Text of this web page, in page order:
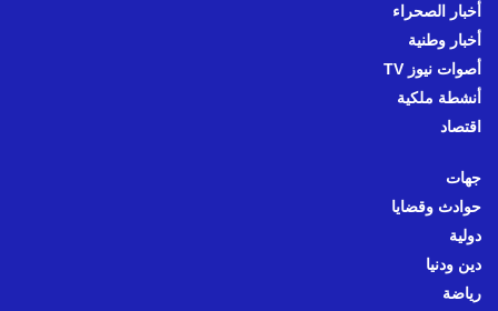
أخبار الصحراء
أخبار وطنية
أصوات نيوز TV
أنشطة ملكية
اقتصاد
جهات
حوادث وقضايا
دولية
دين ودنيا
رياضة